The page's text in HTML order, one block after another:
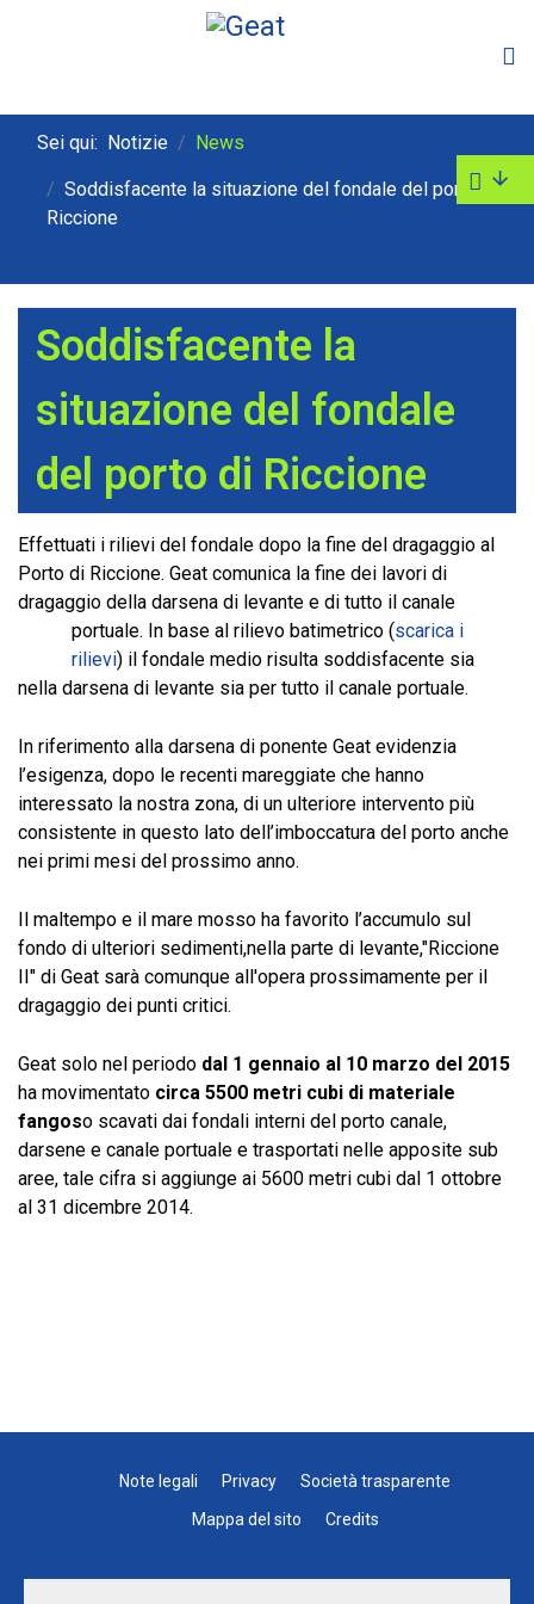
Sei qui: Notizie News
Soddisfacente la situazione del fondale del porto di
Riccione
Soddisfacente la
situazione del fondale
del porto di Riccione
Effettuati i rilievi del fondale dopo la fine del dragaggio al
Porto di Riccione. Geat comunica la fine dei lavori di
dragaggio della darsena di levante e di tutto il canale
portuale. In base al rilievo batimetrico (scarica i
rilievi) il fondale medio risulta soddisfacente sia
nella darsena di levante sia per tutto il canale portuale.
In riferimento alla darsena di ponente Geat evidenzia
l’esigenza, dopo le recenti mareggiate che hanno
interessato la nostra zona, di un ulteriore intervento più
consistente in questo lato dell’imboccatura del porto anche
nei primi mesi del prossimo anno.
Il maltempo e il mare mosso ha favorito l’accumulo sul
fondo di ulteriori sedimenti,nella parte di levante,"Riccione
II" di Geat sarà comunque all'opera prossimamente per il
dragaggio dei punti critici.
Geat solo nel periodo dal 1 gennaio al 10 marzo del 2015
ha movimentato circa 5500 metri cubi di materiale
fangoso scavati dai fondali interni del porto canale,
darsene e canale portuale e trasportati nelle apposite sub
aree, tale cifra si aggiunge ai 5600 metri cubi dal 1 ottobre
al 31 dicembre 2014.
Note legali Privacy
Società trasparente
Mappa del sito
Credits